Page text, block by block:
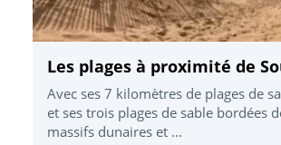
Les plages à proximité de
Avec ses 7 kilomètres de plages de
et ses trois plages de sable bordées
massifs dunaires et ...